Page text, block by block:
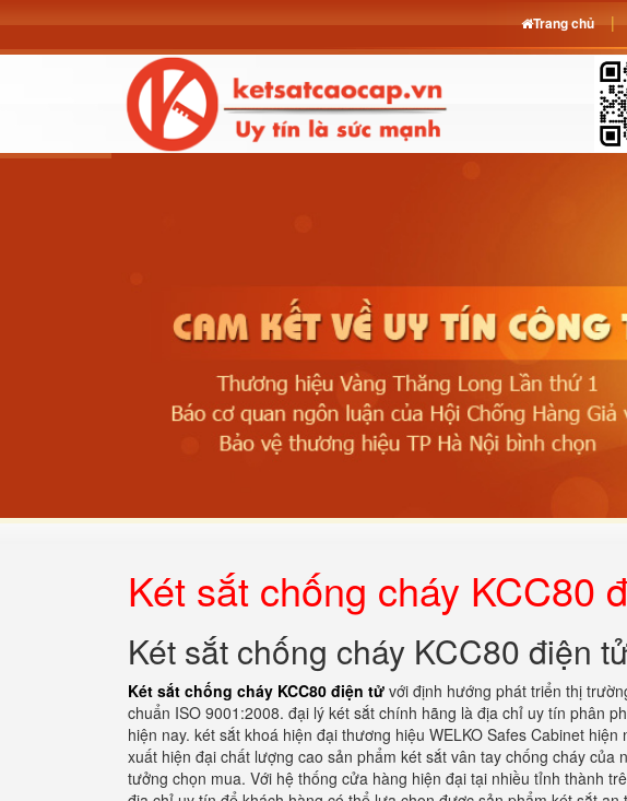
Két sắt chống cháy KCC80
Két sắt chống cháy KCC80 điện
Két sắt chống cháy KCC80 điện tử với định hướng phát triển thị
chuẩn ISO 9001:2008. đại lý két sắt chính hãng là địa chỉ uy tín phân
hiện nay. két sắt khoá hiện đại thương hiệu WELKO Safes Cabinet
xuất hiện đại chất lượng cao sản phẩm két sắt vân tay chống cháy
tưởng chọn mua. Với hệ thống cửa hàng hiện đại tại nhiều tỉnh thành
Trang chủ